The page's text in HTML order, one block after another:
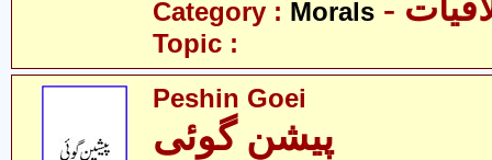
Category : Morals
Topic :
Peshin Goei
پیشن گوئی